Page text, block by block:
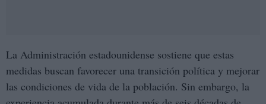
La Administración estadounidense sostiene que estas
medidas buscan favorecer una transición política y mejorar
las condiciones de vida de la población. Sin embargo, la